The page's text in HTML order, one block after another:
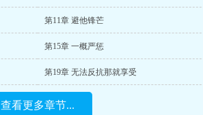
第11章 避他锋芒
第15章 一概严惩
第19章 无法反抗那就享受
查看更多章节...